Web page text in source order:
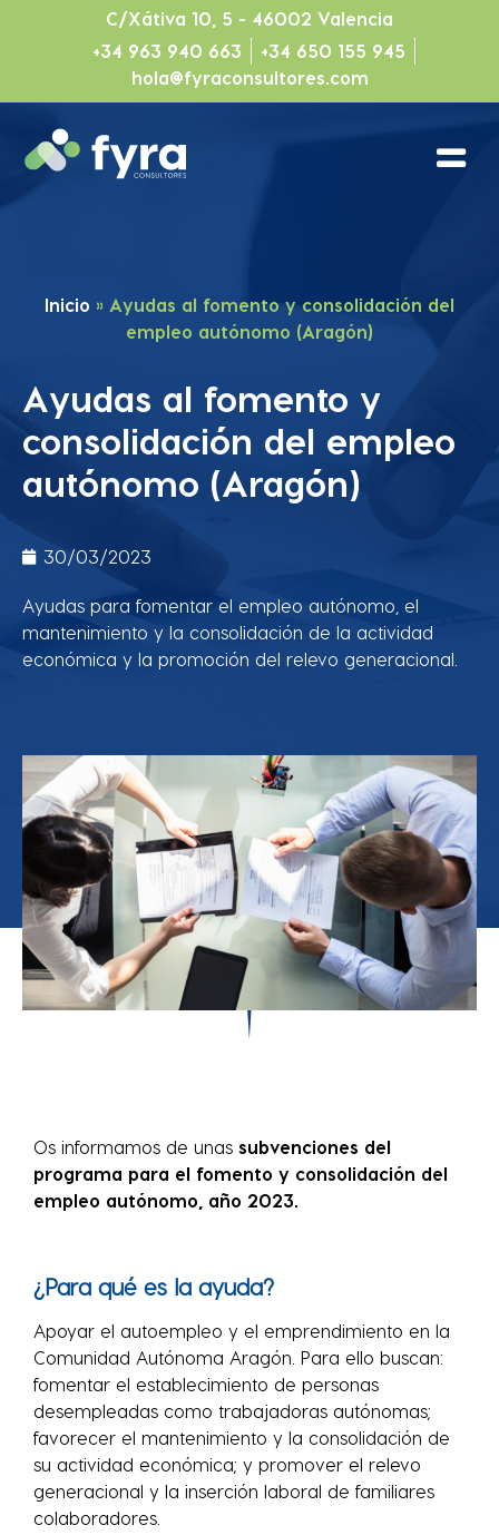
C/Xátiva 10, 5 - 46002 Valencia
+34 963 940 663
+34 650 155 945
hola@fyraconsultores.com
Inicio » Ayudas al fomento y consolidación del
empleo autónomo (Aragón)
Ayudas al fomento y
consolidación del empleo
autónomo (Aragón)
30/03/2023
Ayudas para fomentar el empleo autónomo, el
mantenimiento y la consolidación de la actividad
económica y la promoción del relevo generacional.
Os informamos de unas subvenciones del
programa para el fomento y consolidación del
empleo autónomo, año 2023.
¿Para qué es la ayuda?
Apoyar el autoempleo y el emprendimiento en la
Comunidad Autónoma Aragón. Para ello buscan:
fomentar el establecimiento de personas
desempleadas como trabajadoras autónomas;
favorecer el mantenimiento y la consolidación de
su actividad económica; y promover el relevo
generacional y la inserción laboral de familiares
colaboradores.